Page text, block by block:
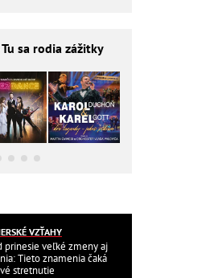
Tu sa rodia zážitky
VZŤAHY
prinesie veľké zmeny aj
Tieto znamenia čaká
stretnutie